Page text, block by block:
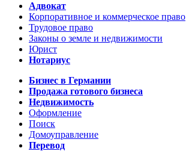
Адвокат
Корпоративное и коммерческое право
Трудовое право
Законы о земле и недвижимости
Юрист
Нотариус
Бизнес в Германии
Продажа готового бизнеса
Недвижимость
Оформление
Поиск
Домоуправление
Перевод